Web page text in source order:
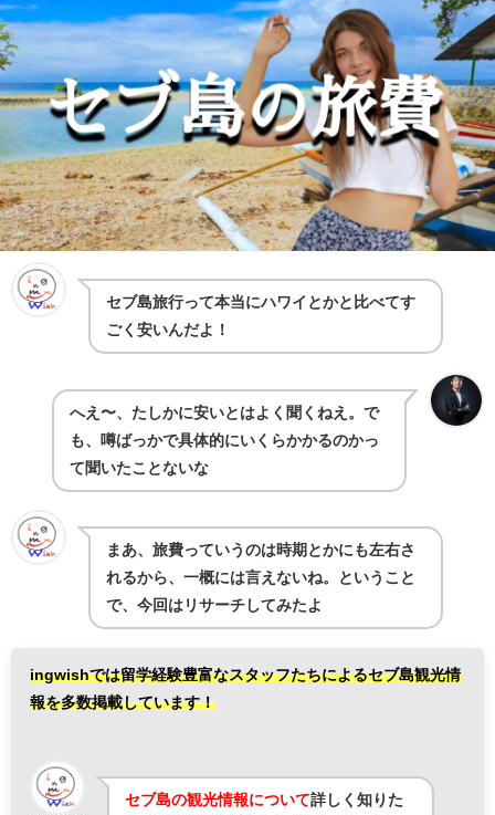
セブ島旅行って本当にハワイとかと比べてす
ごく安いんだよ！
へえ〜、たしかに安いとはよく聞くねえ。で
も、噂ばっかで具体的にいくらかかるのかっ
て聞いたことないな
まあ、旅費っていうのは時期とかにも左右さ
れるから、一概には言えないね。ということ
で、今回はリサーチしてみたよ
ingwishでは留学経験豊富なスタッフたちによるセブ島観光情
報を多数掲載しています！
セブ島の観光情報について詳しく知りた